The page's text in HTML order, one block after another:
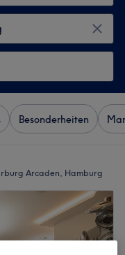
Besonderheiten
Arcaden, Hamburg